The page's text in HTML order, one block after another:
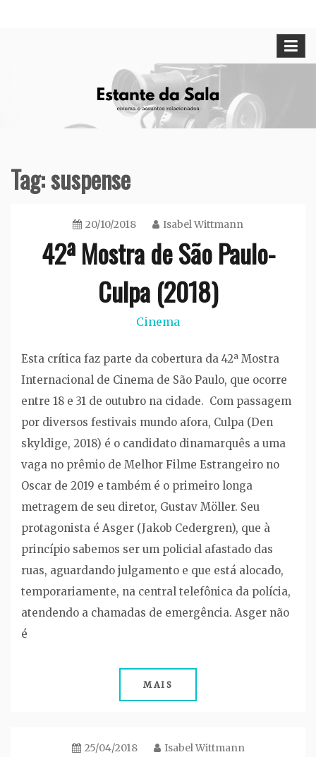
Tag:suspense
20/10/2018 Isabel Wittmann
42ª Mostra de São Paulo-
Culpa (2018)
Cinema
Esta crítica faz parte da cobertura da 42ª Mostra
Internacional de Cinema de São Paulo, que ocorre
entre 18 e 31 de outubro na cidade. Com passagem
por diversos festivais mundo afora, Culpa (Den
skyldige, 2018) é o candidato dinamarquês a uma
vaga no prêmio de Melhor Filme Estrangeiro no
Oscar de 2019 e também é o primeiro longa
metragem de seu diretor, Gustav Möller. Seu
protagonista é Asger (Jakob Cedergren), que à
princípio sabemos ser um policial afastado das
ruas, aguardando julgamento e que está alocado,
temporariamente, na central telefônica da polícia,
atendendo a chamadas de emergência. Asger não
é
MAIS
25/04/2018 Isabel Wittmann